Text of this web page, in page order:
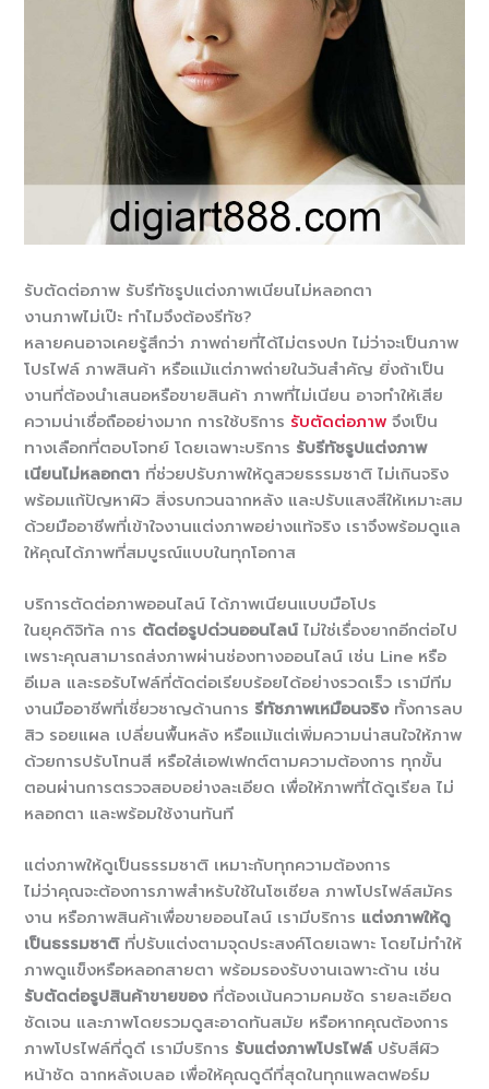
รับตัดต่อภาพ รับรีทัชรูปแต่งภาพเนียนไม่หลอกตา
งานภาพไม่เป๊ะ ทำไมจึงต้องรีทัช?
หลายคนอาจเคยรู้สึกว่า ภาพถ่ายที่ได้ไม่ตรงปก ไม่ว่าจะเป็นภาพ
โปรไฟล์ ภาพสินค้า หรือแม้แต่ภาพถ่ายในวันสำคัญ ยิ่งถ้าเป็น
งานที่ต้องนำเสนอหรือขายสินค้า ภาพที่ไม่เนียน อาจทำให้เสีย
ความน่าเชื่อถืออย่างมาก การใช้บริการ รับตัดต่อภาพ จึงเป็น
ทางเลือกที่ตอบโจทย์ โดยเฉพาะบริการ รับรีทัชรูปแต่งภาพ
เนียนไม่หลอกตา ที่ช่วยปรับภาพให้ดูสวยธรรมชาติ ไม่เกินจริง
พร้อมแก้ปัญหาผิว สิ่งรบกวนฉากหลัง และปรับแสงสีให้เหมาะสม
ด้วยมืออาชีพที่เข้าใจงานแต่งภาพอย่างแท้จริง เราจึงพร้อมดูแล
ให้คุณได้ภาพที่สมบูรณ์แบบในทุกโอกาส
บริการตัดต่อภาพออนไลน์ ได้ภาพเนียนแบบมือโปร
ในยุคดิจิทัล การ ตัดต่อรูปด่วนออนไลน์ ไม่ใช่เรื่องยากอีกต่อไป
เพราะคุณสามารถส่งภาพผ่านช่องทางออนไลน์ เช่น Line หรือ
อีเมล และรอรับไฟล์ที่ตัดต่อเรียบร้อยได้อย่างรวดเร็ว เรามีทีม
งานมืออาชีพที่เชี่ยวชาญด้านการ รีทัชภาพเหมือนจริงทั้งการลบ
สิว รอยแผล เปลี่ยนพื้นหลัง หรือแม้แต่เพิ่มความน่าสนใจให้ภาพ
ด้วยการปรับโทนสี หรือใส่เอฟเฟกต์ตามความต้องการ ทุกขั้น
ตอนผ่านการตรวจสอบอย่างละเอียด เพื่อให้ภาพที่ได้ดูเรียล ไม่
หลอกตา และพร้อมใช้งานทันที
แต่งภาพให้ดูเป็นธรรมชาติ เหมาะกับทุกความต้องการ
ไม่ว่าคุณจะต้องการภาพสำหรับใช้ในโซเชียล ภาพโปรไฟล์สมัคร
งาน หรือภาพสินค้าเพื่อขายออนไลน์ เรามีบริการ แต่งภาพให้ดู
เป็นธรรมชาติที่ปรับแต่งตามจุดประสงค์โดยเฉพาะ โดยไม่ทำให้
ภาพดูแข็งหรือหลอกสายตา พร้อมรองรับงานเฉพาะด้าน เช่น
รับตัดต่อรูปสินค้าขายของที่ต้องเน้นความคมชัด รายละเอียด
ชัดเจน และภาพโดยรวมดูสะอาดทันสมัย หรือหากคุณต้องการ
ภาพโปรไฟล์ที่ดูดี เรามีบริการ รับแต่งภาพโปรไฟล์ ปรับสีผิว
หน้าชัด ฉากหลังเบลอ เพื่อให้คุณดูดีที่สุดในทุกแพลตฟอร์ม